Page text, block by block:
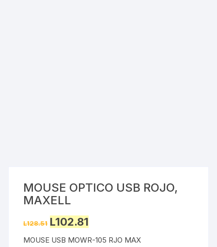
MOUSE OPTICO USB ROJO,
MAXELL
L128.51 Original
price
L128.51.
L102.81price
L102.81.
MOUSE USB MOWR-105 RJO MAX